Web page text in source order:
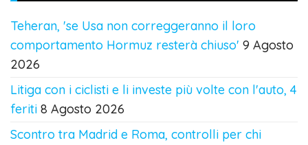
Teheran, 'se Usa non correggeranno il loro
comportamento Hormuz resterà chiuso' 9 Agosto
2026
Litiga con i ciclisti e li investe più volte con l'auto, 4
feriti 8 Agosto 2026
Scontro tra Madrid e Roma, controlli per chi